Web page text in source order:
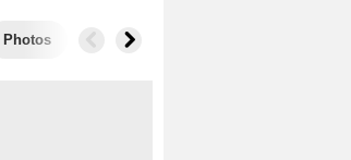
Photos Secrets de tournage